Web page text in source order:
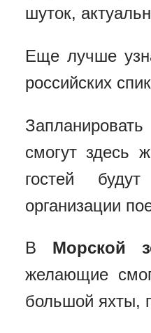
шуток,
Еще лучше
российских
смогут здесь
гостей
организации
В Морской
желающие
большой яхты,